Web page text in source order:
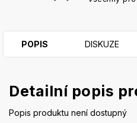
POPIS DISKUZE
Detailní popis
Popis produktu není dostupný